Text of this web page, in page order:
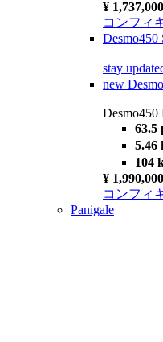
¥ 1,737,000
コンフィ
Desmo450
stay
new
63.5
5.46
104
¥ 1,990,000
コンフィ
Panigale